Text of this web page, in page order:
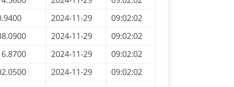
2024-11-29
09:02:02
2024-11-29
09:02:02
2024-11-29
09:02:02
2024-11-29
09:02:02